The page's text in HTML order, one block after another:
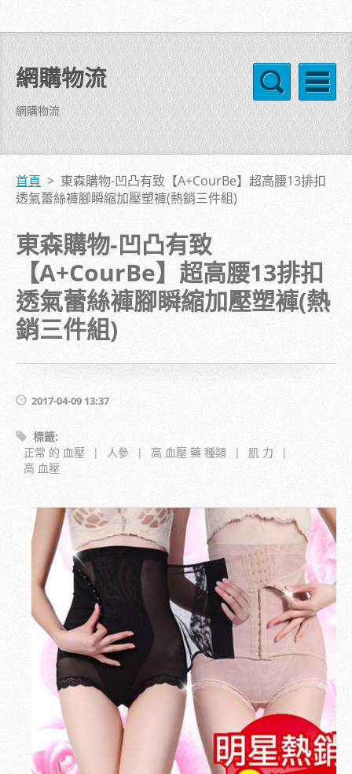
網購物流
網購物流
首頁 > 東森購物-凹凸有致【A+CourBe】超高腰13排扣
透氣蕾絲褲腳瞬縮加壓塑褲(熱銷三件組)
東森購物-凹凸有致
【A+CourBe】超高腰13排扣
透氣蕾絲褲腳瞬縮加壓塑褲(熱
銷三件組)
2017-04-09 13:37
標籤:
正常 的 血壓
| 人參 | 高 血壓 藥 種類 | 肌 力
|
高 血壓